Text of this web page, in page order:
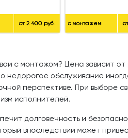
от 2 400 руб. с монтажем
с монтажом? Цена зависит
обслуживание
перспективе. При выборе
исполнителей.
долговечность и
впоследствии может